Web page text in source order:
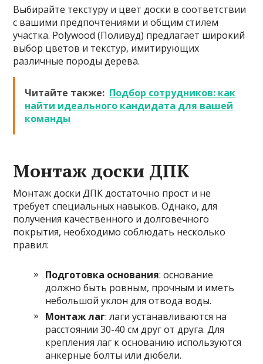
Выбирайте текстуру и цвет доски в соответствии
с вашими предпочтениями и общим стилем
участка. Polywood (Поливуд) предлагает широкий
выбор цветов и текстур, имитирующих
различные породы дерева.
Читайте также: Подбор сотрудников: как
найти идеального кандидата для вашей
команды
Монтаж доски ДПК
Монтаж доски ДПК достаточно прост и не
требует специальных навыков. Однако, для
получения качественного и долговечного
покрытия, необходимо соблюдать несколько
правил:
Подготовка основания: основание
должно быть ровным, прочным и иметь
небольшой уклон для отвода воды.
Монтаж лаг: лаги устанавливаются на
расстоянии 30-40 см друг от друга. Для
крепления лаг к основанию используются
анкерные болты или дюбели.